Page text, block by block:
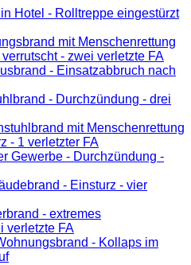
Hotel - Rolltreppe eingestürzt
mit Menschenrettung
- zwei verletzte FA
- Einsatzabbruch nach
- Durchzündung - drei
mit Menschenrettung
- 1 verletzter FA
Gewerbe - Durchzündung -
- Einsturz - vier
- extremes
verletzte FA
- Kollaps im